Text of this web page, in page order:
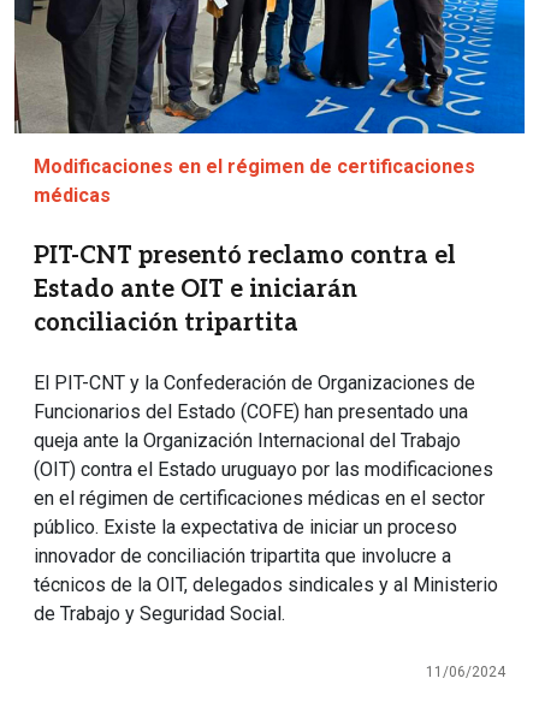
Modificaciones en el régimen de certificaciones
médicas
PIT-CNT presentó reclamo contra el
Estado ante OIT e iniciarán
conciliación tripartita
El PIT-CNT y la Confederación de Organizaciones de
Funcionarios del Estado (COFE) han presentado una
queja ante la Organización Internacional del Trabajo
(OIT) contra el Estado uruguayo por las modificaciones
en el régimen de certificaciones médicas en el sector
público. Existe la expectativa de iniciar un proceso
innovador de conciliación tripartita que involucre a
técnicos de la OIT, delegados sindicales y al Ministerio
de Trabajo y Seguridad Social.
11/06/2024